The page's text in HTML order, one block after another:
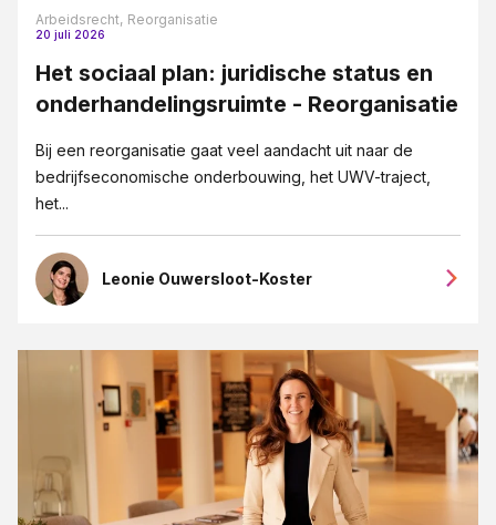
Arbeidsrecht, Reorganisatie
20 juli 2026
Het sociaal plan: juridische status en
onderhandelingsruimte - Reorganisatie
Bij een reorganisatie gaat veel aandacht uit naar de
bedrijfseconomische onderbouwing, het UWV-traject,
het...
Leonie Ouwersloot-Koster